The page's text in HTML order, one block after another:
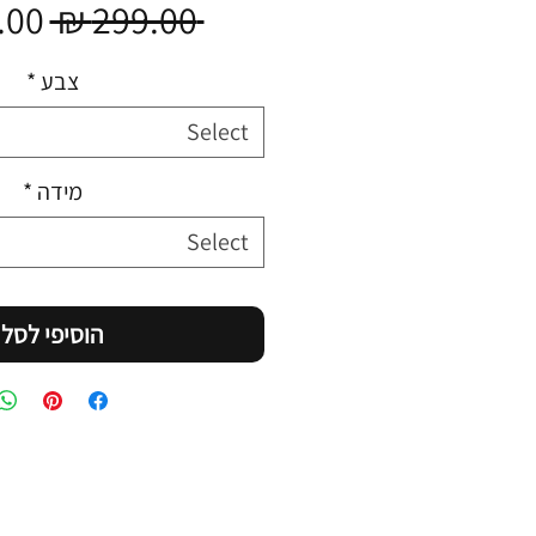
299.00 ₪
₪
צבע*
Select
מידה *
Select
הוסיפי לסל